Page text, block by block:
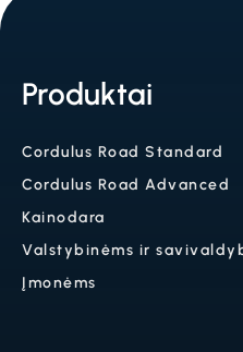
Produktai
Cordulus Road Standard
Cordulus Road Advanced
Kainodara
Valstybinėms ir
Įmonėms